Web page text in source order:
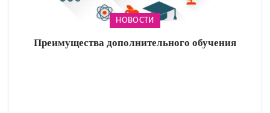
НОВОСТИ
Преимущества дополнительного обучения